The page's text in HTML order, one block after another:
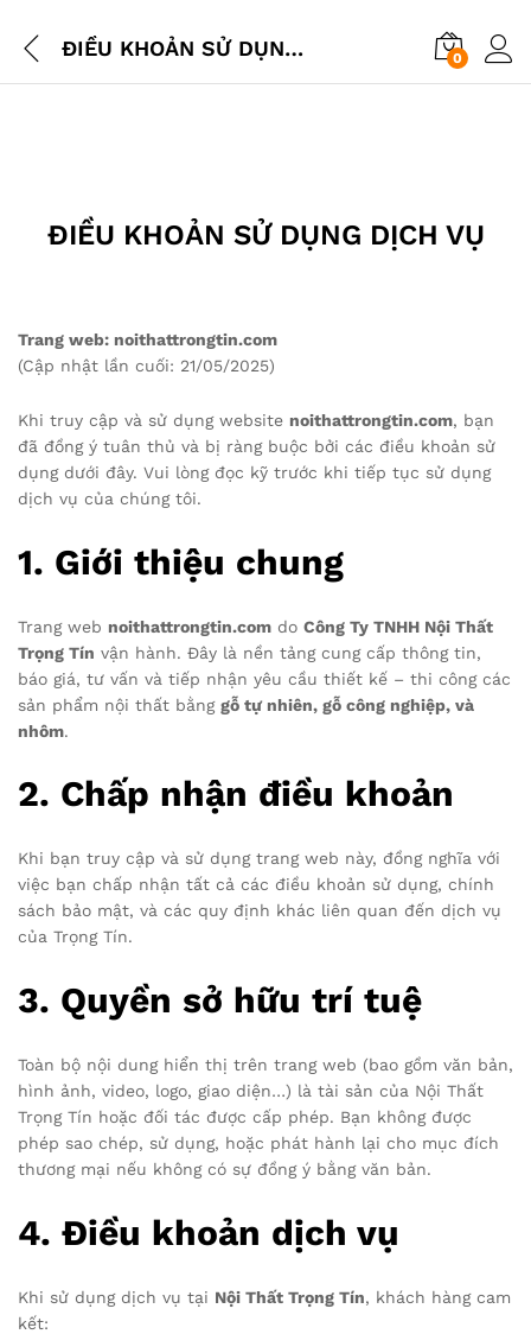
ĐIỀU KHOẢN SỬ DỤNG DỊCH VỤ 0
ĐIỀU KHOẢN SỬ DỤNG DỊCH VỤ
Trang web: noithattrongtin.com
(Cập nhật lần cuối: 21/05/2025)
Khi truy cập và sử dụng website noithattrongtin.com, bạn
đã đồng ý tuân thủ và bị ràng buộc bởi các điều khoản sử
dụng dưới đây. Vui lòng đọc kỹ trước khi tiếp tục sử dụng
dịch vụ của chúng tôi.
1. Giới thiệu chung
Trang web noithattrongtin.com do Công Ty TNHH Nội Thất
Trọng Tín vận hành. Đây là nền tảng cung cấp thông tin,
báo giá, tư vấn và tiếp nhận yêu cầu thiết kế – thi công các
sản phẩm nội thất bằng gỗ tự nhiên, gỗ công nghiệp, và
nhôm.
2. Chấp nhận điều khoản
Khi bạn truy cập và sử dụng trang web này, đồng nghĩa với
việc bạn chấp nhận tất cả các điều khoản sử dụng, chính
sách bảo mật, và các quy định khác liên quan đến dịch vụ
của Trọng Tín.
3. Quyền sở hữu trí tuệ
Toàn bộ nội dung hiển thị trên trang web (bao gồm văn bản,
hình ảnh, video, logo, giao diện…) là tài sản của Nội Thất
Trọng Tín hoặc đối tác được cấp phép. Bạn không được
phép sao chép, sử dụng, hoặc phát hành lại cho mục đích
thương mại nếu không có sự đồng ý bằng văn bản.
4. Điều khoản dịch vụ
Khi sử dụng dịch vụ tại Nội Thất Trọng Tín, khách hàng cam
kết: